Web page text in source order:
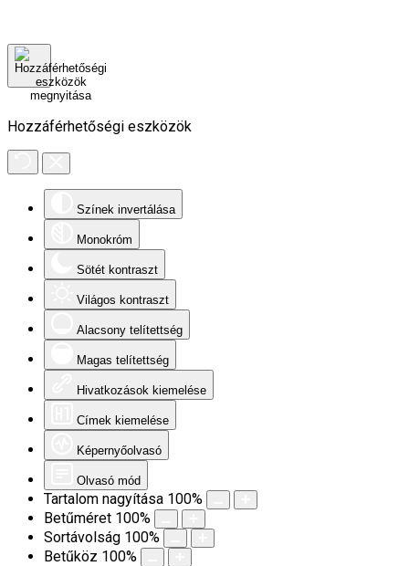
Hozzáférhetőségi eszközök
Színek invertálása
Monokróm
Sötét kontraszt
Világos kontraszt
Alacsony telítettség
Magas telítettség
Hivatkozások kiemelése
Címek kiemelése
Képernyőolvasó
Olvasó mód
Tartalom nagyítása 100%
Betűméret 100%
Sortávolság 100%
Betűköz 100%